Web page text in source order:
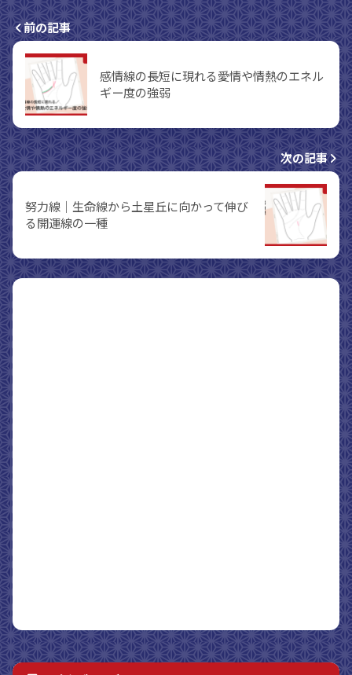
前の記事
感情線の長短に現れる愛情や情熱のエネル
ギー度の強弱
次の記事
努力線｜生命線から土星丘に向かって伸び
る開運線の一種